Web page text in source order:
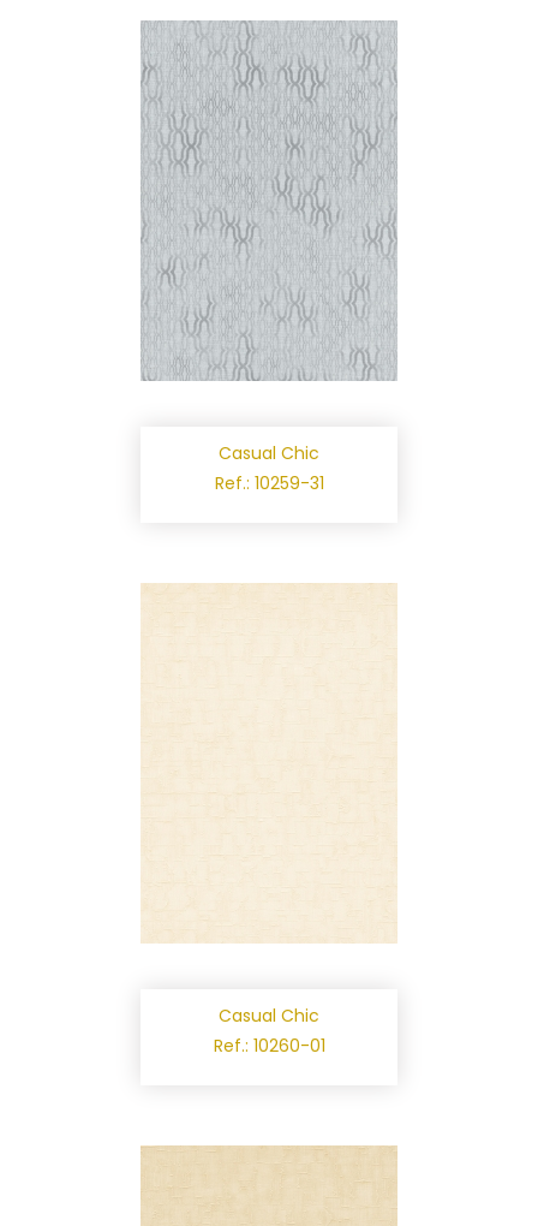
Casual Chic
Ref.: 10259-31
Casual Chic
Ref.: 10260-01